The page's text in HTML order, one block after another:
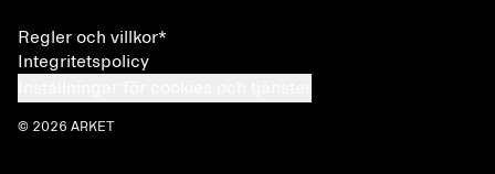
Regler och villkor*
Integritetspolicy
© 2026 ARKET